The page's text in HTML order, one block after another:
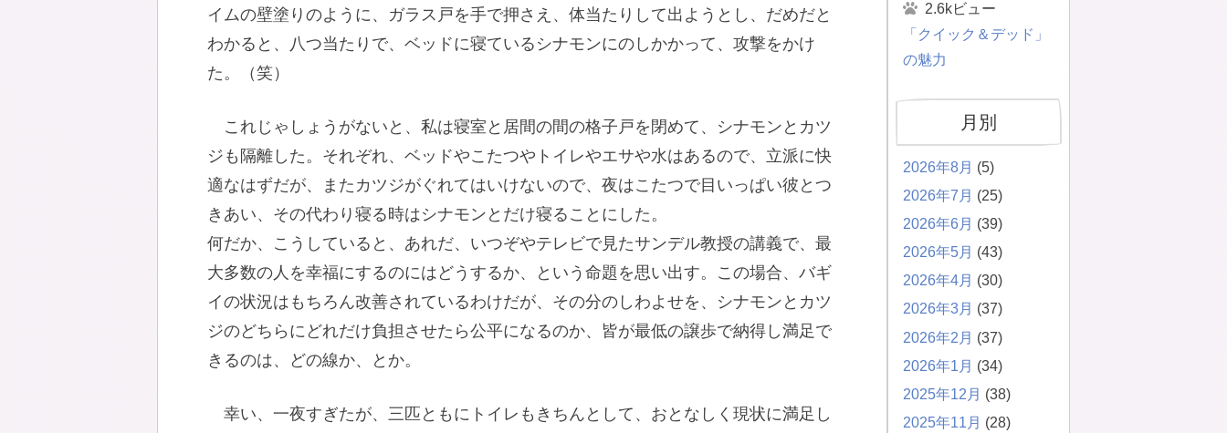
イムの壁塗りのように、ガラス戸を手で押さえ、体当たりして出ようとし、だめだと
わかると、八つ当たりで、ベッドに寝ているシナモンにのしかかって、攻撃をかけ
た。（笑）
これじゃしょうがないと、私は寝室と居間の間の格子戸を閉めて、シナモンとカツ
ジも隔離した。それぞれ、ベッドやこたつやトイレやエサや水はあるので、立派に快
適なはずだが、またカツジがぐれてはいけないので、夜はこたつで目いっぱい彼とつ
きあい、その代わり寝る時はシナモンとだけ寝ることにした。
何だか、こうしていると、あれだ、いつぞやテレビで見たサンデル教授の講義で、最
大多数の人を幸福にするのにはどうするか、という命題を思い出す。この場合、バギ
イの状況はもちろん改善されているわけだが、その分のしわよせを、シナモンとカツ
ジのどちらにどれだけ負担させたら公平になるのか、皆が最低の譲歩で納得し満足で
きるのは、どの線か、とか。
幸い、一夜すぎたが、三匹ともにトイレもきちんとして、おとなしく現状に満足し
2.6kビュー
「クイック＆デッド」
の魅力
月別
2026年8月 (5)
2026年7月 (25)
2026年6月 (39)
2026年5月 (43)
2026年4月 (30)
2026年3月 (37)
2026年2月 (37)
2026年1月 (34)
2025年12月 (38)
2025年11月 (28)